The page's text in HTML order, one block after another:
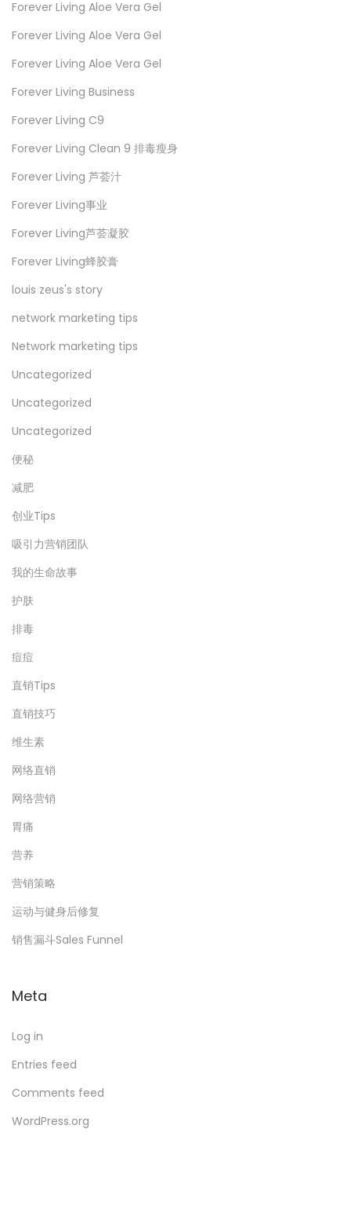
Forever Living Aloe Vera Gel
Forever Living Aloe Vera Gel
Forever Living Aloe Vera Gel
Forever Living Business
Forever Living C9
Forever Living Clean 9 排毒瘦身
Forever Living 芦荟汁
Forever Living事业
Forever Living芦荟凝胶
Forever Living蜂胶膏
louis zeus's story
network marketing tips
Network marketing tips
Uncategorized
Uncategorized
Uncategorized
便秘
减肥
创业Tips
吸引力营销团队
我的生命故事
护肤
排毒
痘痘
直销Tips
直销技巧
维生素
网络直销
网络营销
胃痛
营养
营销策略
运动与健身后修复
销售漏斗Sales Funnel
Meta
Log in
Entries feed
Comments feed
WordPress.org